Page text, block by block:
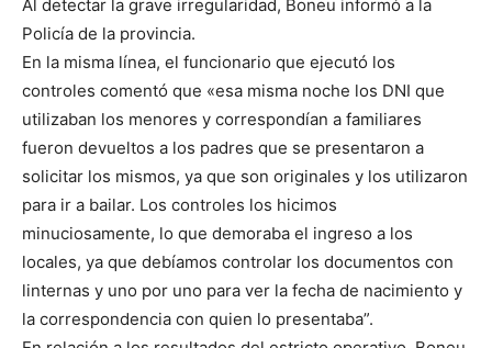
Al detectar la grave irregularidad, Boneu informó a la
Policía de la provincia.
En la misma línea, el funcionario que ejecutó los
controles comentó que «esa misma noche los DNI que
utilizaban los menores y correspondían a familiares
fueron devueltos a los padres que se presentaron a
solicitar los mismos, ya que son originales y los utilizaron
para ir a bailar. Los controles los hicimos
minuciosamente, lo que demoraba el ingreso a los
locales, ya que debíamos controlar los documentos con
linternas y uno por uno para ver la fecha de nacimiento y
la correspondencia con quien lo presentaba”.